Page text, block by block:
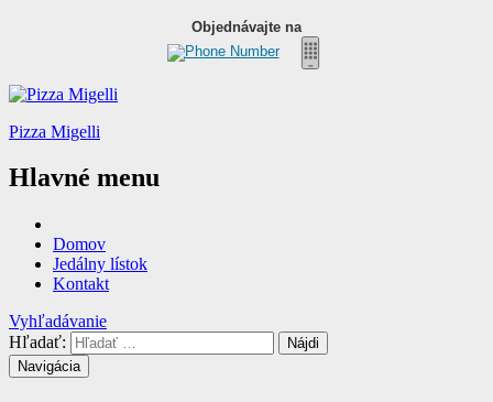
Objednávajte na
Pizza Migelli
Hlavné menu
Domov
Jedálny lístok
Kontakt
Vyhľadávanie
Hľadať:
Navigácia